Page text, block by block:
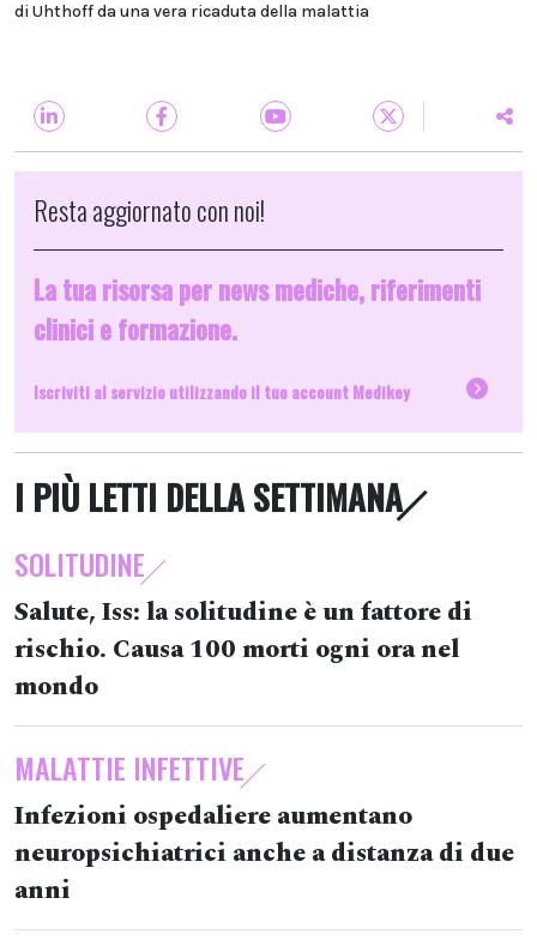
di Uhthoff da una vera ricaduta della malattia
Resta aggiornato con noi!
La tua risorsa per news mediche, riferimenti
clinici e formazione.
Iscriviti al servizio utilizzando il tuo account Medikey
I PIÙ LETTI DELLA SETTIMANA
SOLITUDINE
Salute, Iss: la solitudine è un fattore di
rischio. Causa 100 morti ogni ora nel
mondo
MALATTIE INFETTIVE
Infezioni ospedaliere aumentano
neuropsichiatrici anche a distanza di due
anni